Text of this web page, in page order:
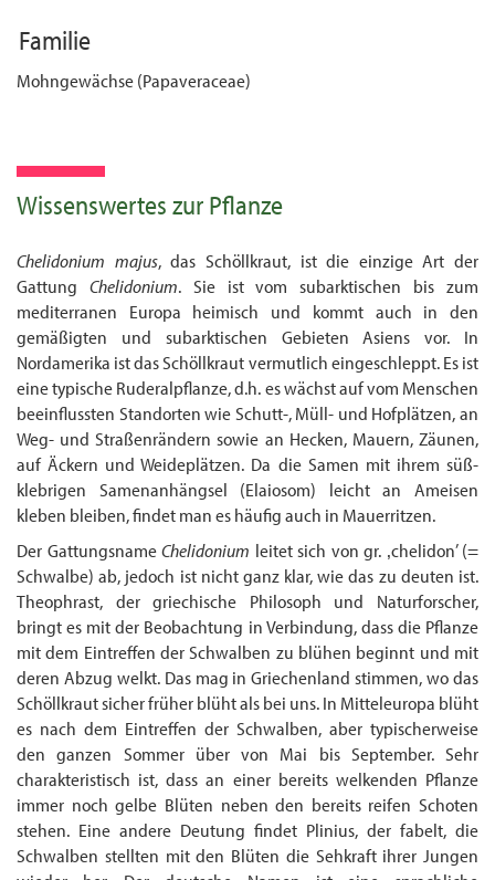
Familie
Mohngewächse (Papaveraceae)
Wissenswertes zur Pflanze
Chelidonium majus, das Schöllkraut, ist die einzige Art der
Gattung Chelidonium. Sie ist vom subarktischen bis zum
mediterranen Europa heimisch und kommt auch in den
gemäßigten und subarktischen Gebieten Asiens vor. In
Nordamerika ist das Schöllkraut vermutlich eingeschleppt. Es ist
eine typische Ruderalpflanze, d.h. es wächst auf vom Menschen
beeinflussten Standorten wie Schutt-, Müll- und Hofplätzen, an
Weg- und Straßenrändern sowie an Hecken, Mauern, Zäunen,
auf Äckern und Weideplätzen. Da die Samen mit ihrem süß-
klebrigen Samenanhängsel (Elaiosom) leicht an Ameisen
kleben bleiben, findet man es häufig auch in Mauerritzen.
Der GattungsnameChelidonium leitet sich von gr. ‚chelidon’ (=
Schwalbe) ab, jedoch ist nicht ganz klar, wie das zu deuten ist.
Theophrast, der griechische Philosoph und Naturforscher,
bringt es mit der Beobachtung in Verbindung, dass die Pflanze
mit dem Eintreffen der Schwalben zu blühen beginnt und mit
deren Abzug welkt. Das mag in Griechenland stimmen, wo das
Schöllkraut sicher früher blüht als bei uns. In Mitteleuropa blüht
es nach dem Eintreffen der Schwalben, aber typischerweise
den ganzen Sommer über von Mai bis September. Sehr
charakteristisch ist, dass an einer bereits welkenden Pflanze
immer noch gelbe Blüten neben den bereits reifen Schoten
stehen. Eine andere Deutung findet Plinius, der fabelt, die
Schwalben stellten mit den Blüten die Sehkraft ihrer Jungen